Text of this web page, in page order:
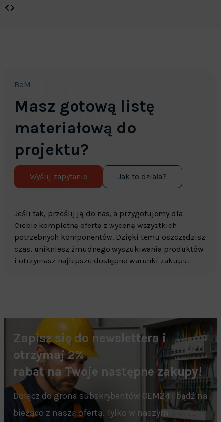
BoM
Masz gotową listę
materiałową do
projektu?
Wyślij zapytanie Jak to działa?
Jeśli tak, prześlij ją do nas, a przygotujemy dla
Ciebie kompletną ofertę z wyceną wszystkich
potrzebnych komponentów. Dzięki temu oszczędzisz
czas, unikniesz żmudnego wyszukiwania produktów
i otrzymasz najlepsze dostępne warunki zakupu.
Zapisz się do newslettera i
otrzymaj 2%
rabat na Twoje następne zakupy!
Dołącz do grona subskrybentów OEM24 i bądź na
bieżąco z naszą ofertą. Tylko w naszym